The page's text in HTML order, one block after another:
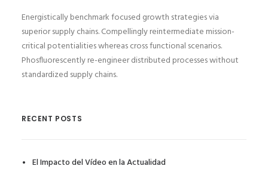
Energistically benchmark focused growth strategies via
superior supply chains. Compellingly reintermediate mission-
critical potentialities whereas cross functional scenarios.
Phosfluorescently re-engineer distributed processes without
standardized supply chains.
RECENT POSTS
El Impacto del Vídeo en la Actualidad